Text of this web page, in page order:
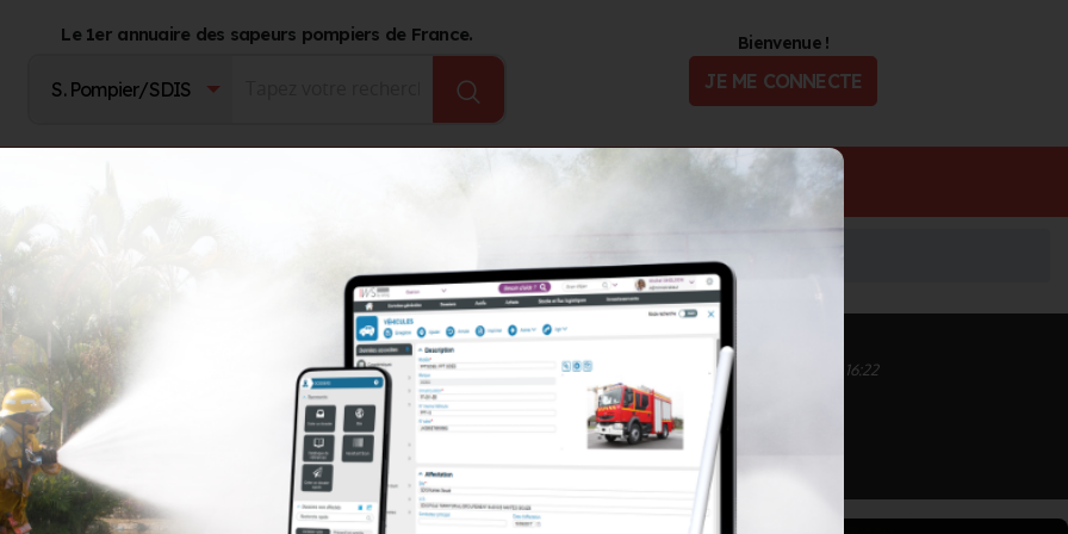
Le 1er annuaire des sapeurs pompiers de France. Bienvenue !
JE ME CONNECTE
Offres d'Emploi
Inscrit depuis le 11/09/2020 à 17:46
Informations mises à jour le 28/09/2020 à 16:22